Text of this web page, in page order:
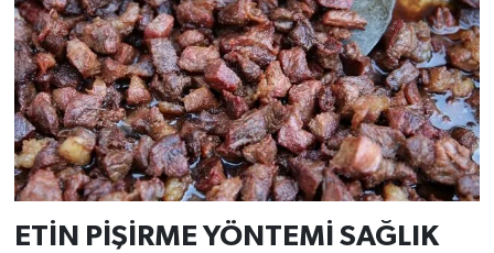
ETİN PİŞİRME YÖNTEMİ SAĞLIK